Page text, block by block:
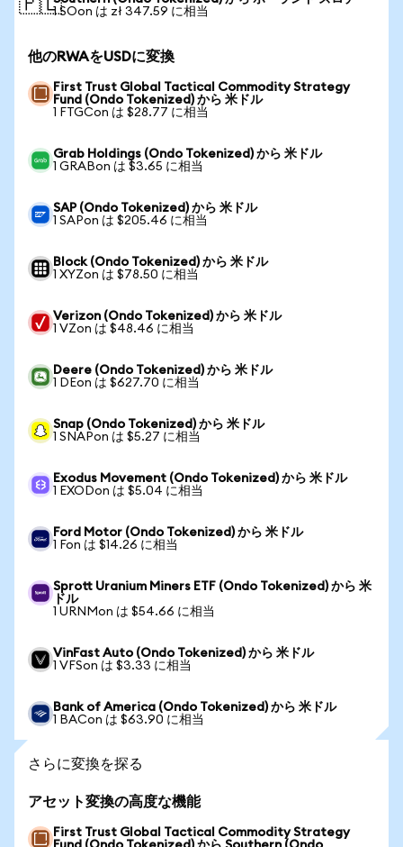
🇵🇱1 SOon は zł 347.59 に相当
他のRWAをUSDに変換
First Trust Global Tactical Commodity Strategy
Fund (Ondo Tokenized) から 米ドル
1 FTGCon は $28.77 に相当
Grab Holdings (Ondo Tokenized) から 米ドル
1 GRABon は $3.65 に相当
SAP (Ondo Tokenized) から 米ドル
1 SAPon は $205.46 に相当
Block (Ondo Tokenized) から 米ドル
1 XYZon は $78.50 に相当
Verizon (Ondo Tokenized) から 米ドル
1 VZon は $48.46 に相当
Deere (Ondo Tokenized) から 米ドル
1 DEon は $627.70 に相当
Snap (Ondo Tokenized) から 米ドル
1 SNAPon は $5.27 に相当
Exodus Movement (Ondo Tokenized) から 米ドル
1 EXODon は $5.04 に相当
Ford Motor (Ondo Tokenized) から 米ドル
1 Fon は $14.26 に相当
Sprott Uranium Miners ETF (Ondo Tokenized) から 米
ドル
1 URNMon は $54.66 に相当
VinFast Auto (Ondo Tokenized) から 米ドル
1 VFSon は $3.33 に相当
Bank of America (Ondo Tokenized) から 米ドル
1 BACon は $63.90 に相当
さらに変換を探る
アセット変換の高度な機能
First Trust Global Tactical Commodity Strategy